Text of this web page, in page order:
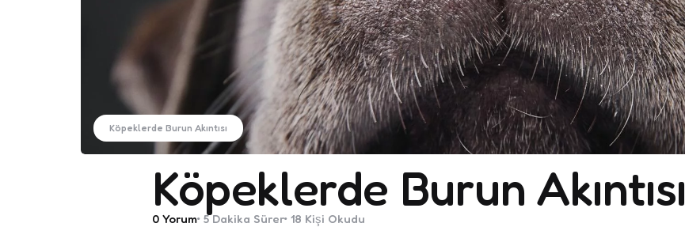
Köpeklerde Burun Akıntısı
Köpeklerde Burun Akıntısı
0 Yorum 5 Dakika Sürer 18 Kişi Okudu